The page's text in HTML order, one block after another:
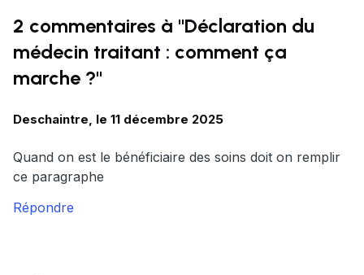
2 commentaires à "Déclaration du
médecin traitant : comment ça
marche ?"
Deschaintre, le 11 décembre 2025
Quand on est le bénéficiaire des soins doit on remplir
ce paragraphe
Répondre